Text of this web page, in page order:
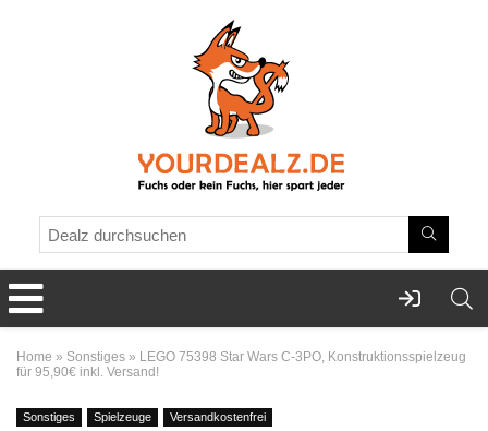
Home » Sonstiges » LEGO 75398 Star Wars C-3PO, Konstruktionsspielzeug
für 95,90€ inkl. Versand!
Sonstiges Spielzeuge Versandkostenfrei